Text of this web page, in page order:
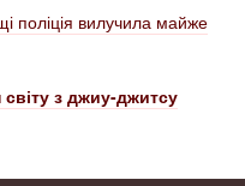
поліція вилучила майже
з джиу-джитсу